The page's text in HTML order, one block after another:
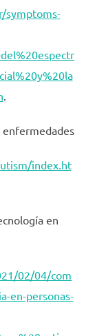
symptoms-
.
index.ht
en
02/04/com
en-personas-